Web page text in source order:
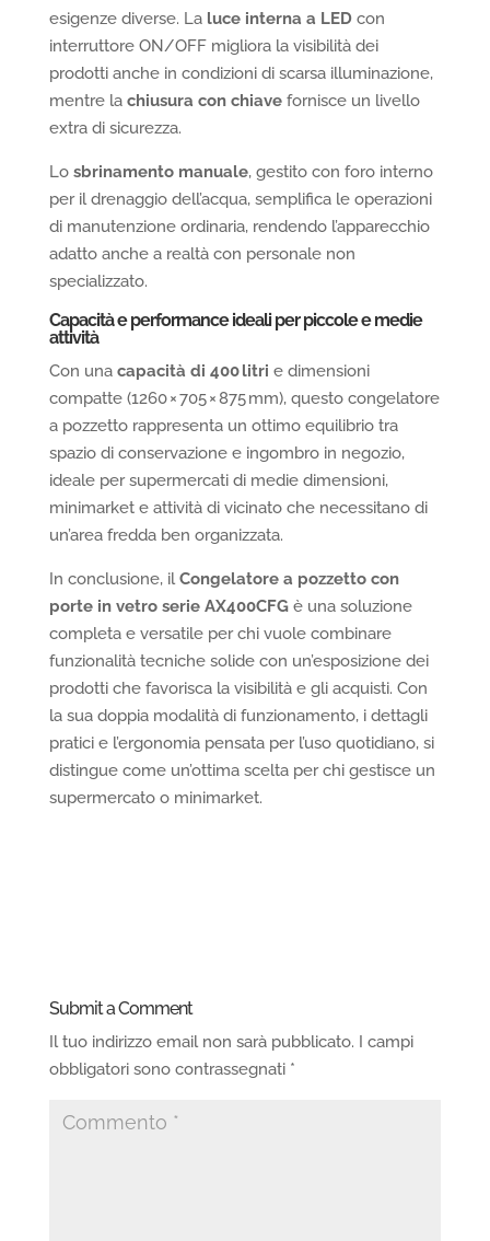
esigenze diverse. La luce interna a LEDcon
interruttore ON/OFF migliora la visibilità dei
prodotti anche in condizioni di scarsa illuminazione,
mentre la chiusura con chiavefornisce un livello
extra di sicurezza.
Lo sbrinamento manuale, gestito con foro interno
per il drenaggio dell’acqua, semplifica le operazioni
di manutenzione ordinaria, rendendo l’apparecchio
adatto anche a realtà con personale non
specializzato.
Capacità e performance ideali per piccole e medie
attività
Con una capacità di 400 litri e dimensioni
compatte (1260 × 705 × 875 mm), questo congelatore
a pozzetto rappresenta un ottimo equilibrio tra
spazio di conservazione e ingombro in negozio,
ideale per supermercati di medie dimensioni,
minimarket e attività di vicinato che necessitano di
un’area fredda ben organizzata.
In conclusione, il Congelatore a pozzetto con
porte in vetro serie AX400CFGè una soluzione
completa e versatile per chi vuole combinare
funzionalità tecniche solide con un’esposizione dei
prodotti che favorisca la visibilità e gli acquisti. Con
la sua doppia modalità di funzionamento, i dettagli
pratici e l’ergonomia pensata per l’uso quotidiano, si
distingue come un’ottima scelta per chi gestisce un
supermercato o minimarket.
Submit a Comment
Il tuo indirizzo email non sarà pubblicato. I campi
obbligatori sono contrassegnati *